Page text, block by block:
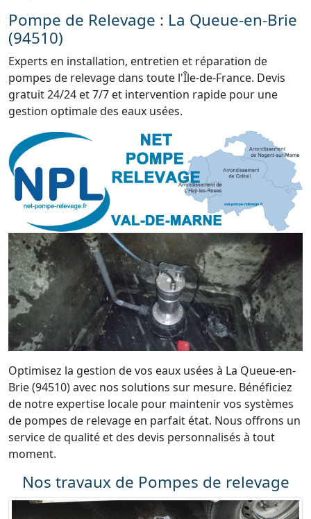
Pompe de Relevage : La Queue-en-Brie
(94510)
Experts en installation, entretien et réparation de
pompes de relevage dans toute l'Île-de-France. Devis
gratuit 24/24 et 7/7 et intervention rapide pour une
gestion optimale des eaux usées.
Optimisez la gestion de vos eaux usées à La Queue-en-
Brie (94510) avec nos solutions sur mesure. Bénéficiez
de notre expertise locale pour maintenir vos systèmes
de pompes de relevage en parfait état. Nous offrons un
service de qualité et des devis personnalisés à tout
moment.
Nos travaux de Pompes de relevage